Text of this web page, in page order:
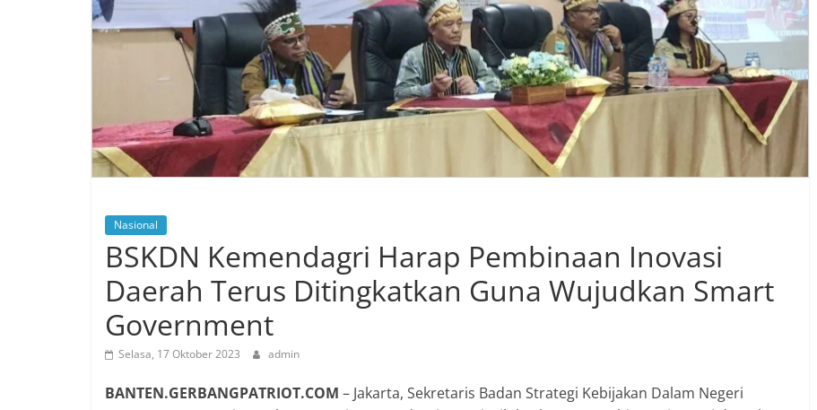
Nasional
BSKDN Kemendagri Harap Pembinaan Inovasi
Daerah Terus Ditingkatkan Guna Wujudkan Smart
Government
Selasa, 17 Oktober 2023 admin
BANTEN.GERBANGPATRIOT.COM – Jakarta, Sekretaris Badan Strategi Kebijakan Dalam Negeri